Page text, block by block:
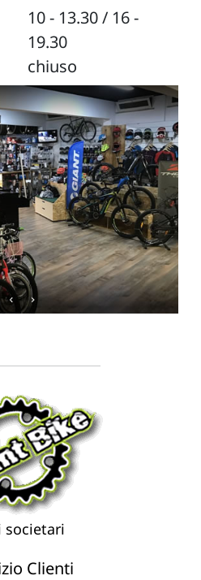
10 - 13.30 / 16 -
19.30
chiuso
societari
Clienti